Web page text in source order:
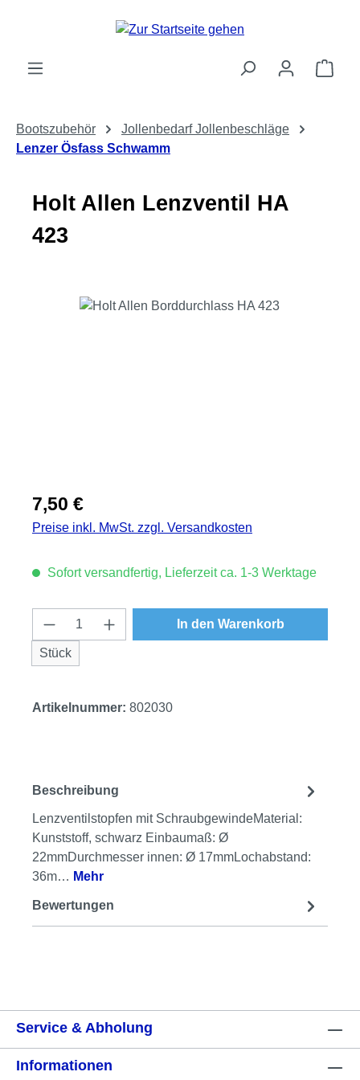
Zum Hauptinhalt springen
Bootszubehör
Jollenbedarf Jollenbeschläge
Lenzer Ösfass Schwamm
Holt Allen Lenzventil HA
423
Bildergalerie überspringen
Regulärer Preis:
7,50 €
Preise inkl. MwSt. zzgl. Versandkosten
Sofort versandfertig, Lieferzeit ca. 1-3 Werktage
Produkt Anzahl: Gib den gewünschten
Stück
In den Warenkorb
Artikelnummer: 802030
Beschreibung
Lenzventilstopfen mit SchraubgewindeMaterial:
Kunststoff, schwarz Einbaumaß: Ø
22mmDurchmesser innen: Ø 17mmLochabstand:
36m… Mehr
Bewertungen
Service & Abholung
Informationen